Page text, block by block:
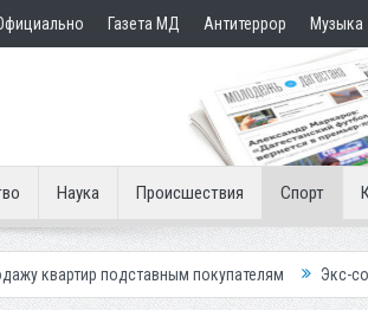
Газета МД Антитеррор Музыка
Наука Происшествия Спорт
покупателям Экс-сотрудница